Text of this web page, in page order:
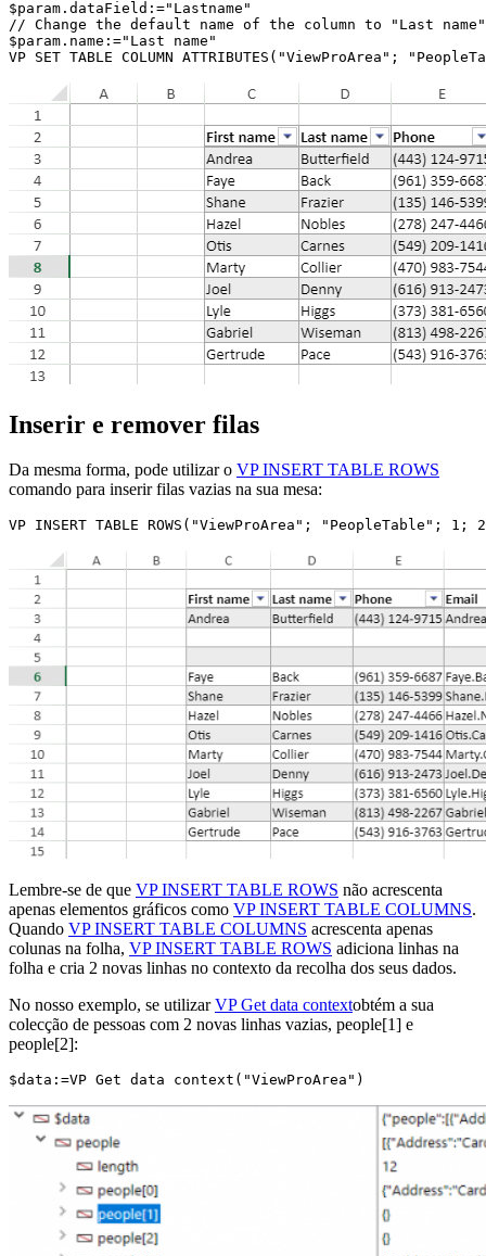
$param.dataField:="Lastname"
// Change the default name of the column to "Last name"
$param.name:="Last name"
VP SET TABLE COLUMN ATTRIBUTES("ViewProArea";
Inserir e remover filas
Da mesma forma, pode utilizar o VP INSERT TABLE ROWS
comando para inserir filas vazias na sua mesa:
VP INSERT TABLE ROWS("ViewProArea"; "PeopleTable"; 1;
Lembre-se de que VP INSERT TABLE ROWS não acrescenta
apenas elementos gráficos como VP INSERT TABLE COLUMNS.
Quando VP INSERT TABLE COLUMNS acrescenta apenas
colunas na folha, VP INSERT TABLE ROWS adiciona linhas na
folha e cria 2 novas linhas no contexto da recolha dos seus dados.
No nosso exemplo, se utilizarVP Get data contextobtém a sua
colecção de pessoas com 2 novas linhas vazias, people[1] e
people[2]:
$data:=VP Get data context("ViewProArea")